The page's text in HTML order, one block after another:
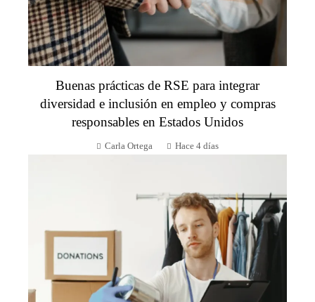
Buenas prácticas de RSE para integrar
diversidad e inclusión en empleo y compras
responsables en Estados Unidos
Carla Ortega Hace 4 días